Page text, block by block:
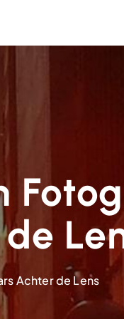
Achter de Lens